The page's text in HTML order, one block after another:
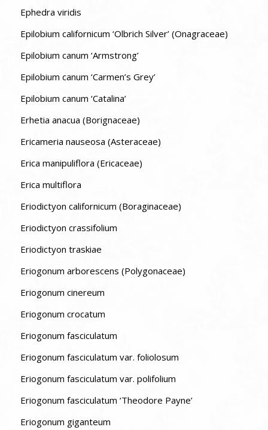
Ephedra viridis
Epilobium californicum ‘Olbrich Silver’ (Onagraceae)
Epilobium canum ‘Armstrong’
Epilobium canum ‘Carmen’s Grey’
Epilobium canum ‘Catalina’
Erhetia anacua (Borignaceae)
Ericameria nauseosa (Asteraceae)
Erica manipuliflora (Ericaceae)
Erica multiflora
Eriodictyon californicum (Boraginaceae)
Eriodictyon crassifolium
Eriodictyon traskiae
Eriogonum arborescens (Polygonaceae)
Eriogonum cinereum
Eriogonum crocatum
Eriogonum fasciculatum
Eriogonum fasciculatum var. foliolosum
Eriogonum fasciculatum var. polifolium
Eriogonum fasciculatum ‘Theodore Payne’
Eriogonum giganteum